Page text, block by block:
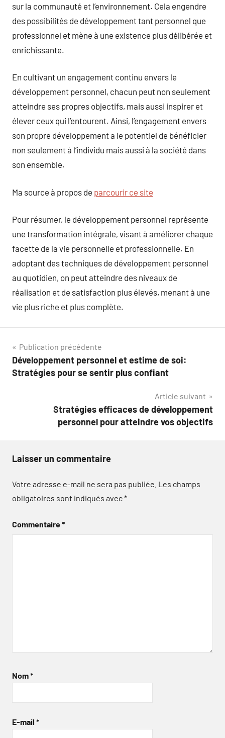
sur la communauté et l’environnement. Cela engendre
des possibilités de développement tant personnel que
professionnel et mène à une existence plus délibérée et
enrichissante.
En cultivant un engagement continu envers le
développement personnel, chacun peut non seulement
atteindre ses propres objectifs, mais aussi inspirer et
élever ceux qui l’entourent. Ainsi, l’engagement envers
son propre développement a le potentiel de bénéficier
non seulement à l’individu mais aussi à la société dans
son ensemble.
Ma source à propos de parcourir ce site
Pour résumer, le développement personnel représente
une transformation intégrale, visant à améliorer chaque
facette de la vie personnelle et professionnelle. En
adoptant des techniques de développement personnel
au quotidien, on peut atteindre des niveaux de
réalisation et de satisfaction plus élevés, menant à une
vie plus riche et plus complète.
Navigation
de
Publication précédente
Développement personnel et estime de soi:
Stratégies pour se sentir plus confiant
Article suivant
Stratégies efficaces de développement
personnel pour atteindre vos objectifs
Laisser un commentaire
Votre adresse e-mail ne sera pas publiée. Les champs
obligatoires sont indiqués avec*
Commentaire*
Nom*
E-mail *